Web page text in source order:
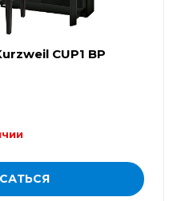
CUP1 BP